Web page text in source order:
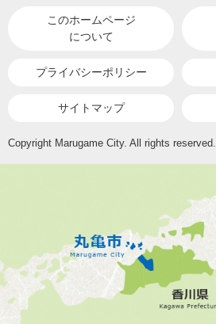
このホームページ
について
プライバシーポリシー
サイトマップ
Copyright Marugame City. All rights reserved.